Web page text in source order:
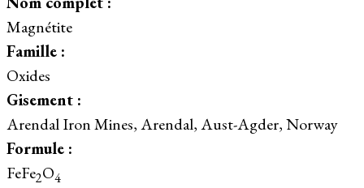
Magnétite
Famille :
Oxides
Gisement :
Arendal Iron Mines, Arendal, Aust-Agder, Norway
Formule :
FeFe2O4